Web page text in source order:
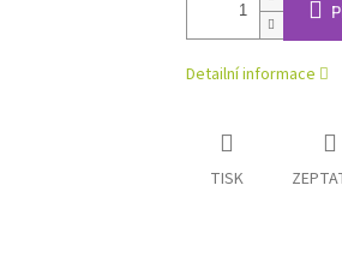
Detailní informace
TISK